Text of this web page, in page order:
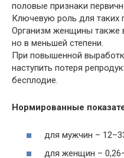
половые признаки
Ключевую роль для таких
Организм женщины также
но в меньшей степени.
При повышенной
наступить потеря
бесплодие.
Нормированные
для мужчин –
для женщин –